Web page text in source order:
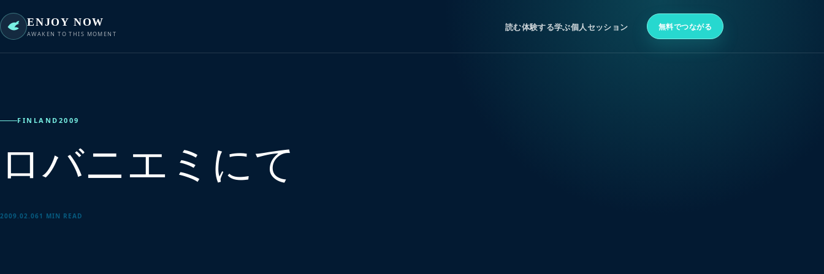
ENJOY NOW
AWAKEN TO THIS MOMENT
読む体験する学ぶ個人セッション 無料でつながる
FINLAND2009
ロバニエミにて
2009.02.061 MIN READ